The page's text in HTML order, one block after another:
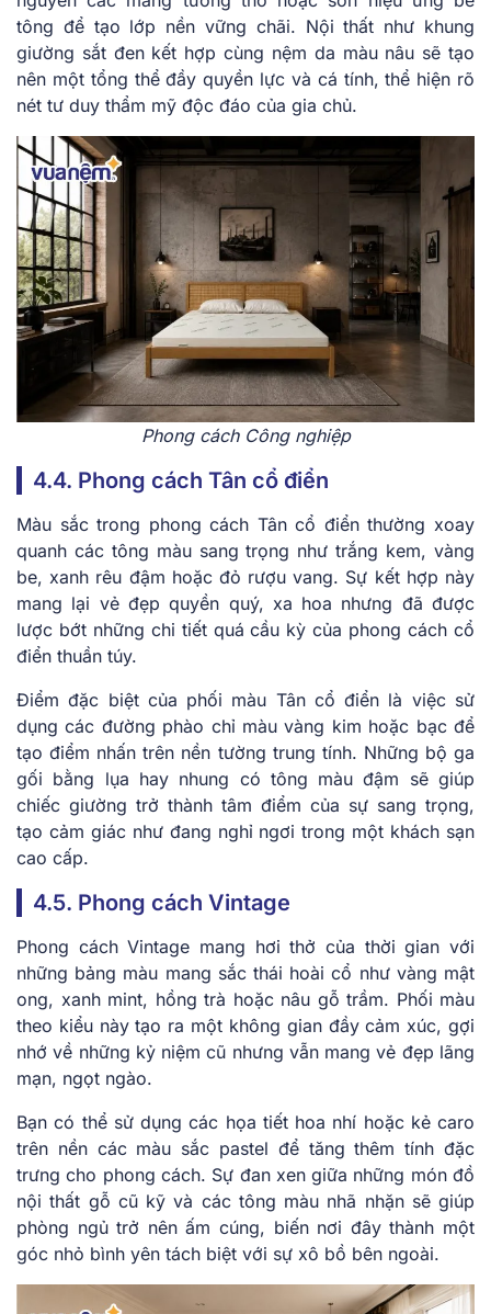
tông để tạo lớp nền vững chãi. Nội thất như khung
giường sắt đen kết hợp cùng nệm da màu nâu sẽ tạo
nên một tổng thể đầy quyền lực và cá tính, thể hiện rõ
nét tư duy thẩm mỹ độc đáo của gia chủ.
Phong cách Công nghiệp
4.4. Phong cách Tân cổ điển
Màu sắc trong phong cách Tân cổ điển thường xoay
quanh các tông màu sang trọng như trắng kem, vàng
be, xanh rêu đậm hoặc đỏ rượu vang. Sự kết hợp này
mang lại vẻ đẹp quyền quý, xa hoa nhưng đã được
lược bớt những chi tiết quá cầu kỳ của phong cách cổ
điển thuần túy.
Điểm đặc biệt của phối màu Tân cổ điển là việc sử
dụng các đường phào chỉ màu vàng kim hoặc bạc để
tạo điểm nhấn trên nền tường trung tính. Những bộ ga
gối bằng lụa hay nhung có tông màu đậm sẽ giúp
chiếc giường trở thành tâm điểm của sự sang trọng,
tạo cảm giác như đang nghỉ ngơi trong một khách sạn
cao cấp.
4.5. Phong cách Vintage
Phong cách Vintage mang hơi thở của thời gian với
những bảng màu mang sắc thái hoài cổ như vàng mật
ong, xanh mint, hồng trà hoặc nâu gỗ trầm. Phối màu
theo kiểu này tạo ra một không gian đầy cảm xúc, gợi
nhớ về những kỷ niệm cũ nhưng vẫn mang vẻ đẹp lãng
mạn, ngọt ngào.
Bạn có thể sử dụng các họa tiết hoa nhí hoặc kẻ caro
trên nền các màu sắc pastel để tăng thêm tính đặc
trưng cho phong cách. Sự đan xen giữa những món đồ
nội thất gỗ cũ kỹ và các tông màu nhã nhặn sẽ giúp
phòng ngủ trở nên ấm cúng, biến nơi đây thành một
góc nhỏ bình yên tách biệt với sự xô bồ bên ngoài.